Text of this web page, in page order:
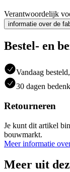
Verantwoordelijk
informatie over de
Bestel- en
Vandaag
30 dagen
Retourneren
Je kunt dit artikel
bouwmarkt.
Meer informatie
Meer uit